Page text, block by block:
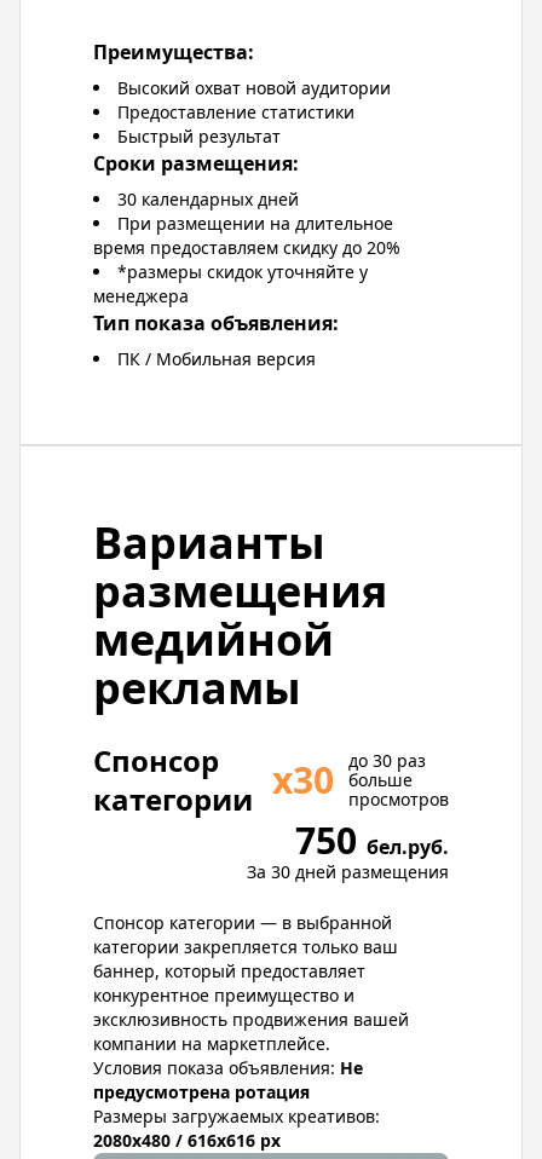
Преимущества:
Высокий охват новой аудитории
Предоставление статистики
Быстрый результат
Сроки размещения:
30 календарных дней
При размещении на длительное
время предоставляем скидку до 20%
*размеры скидок уточняйте у
менеджера
Тип показа объявления:
ПК / Мобильная версия
Варианты
размещения
медийной
рекламы
Спонсор
категории х30
до 30 раз
больше
просмотров
750 бел.руб.
За 30 дней размещения
Спонсор категории — в выбранной
категории закрепляется только ваш
баннер, который предоставляет
конкурентное преимущество и
эксклюзивность продвижения вашей
компании на маркетплейсе.
Условия показа объявления: Не
предусмотрена ротация
Размеры загружаемых креативов:
2080x480 / 616x616 px